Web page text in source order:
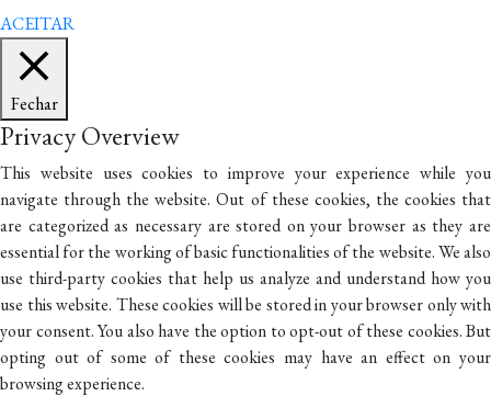
ACEITAR
Fechar
Privacy Overview
This website uses cookies to improve your experience while you
navigate through the website. Out of these cookies, the cookies that
are categorized as necessary are stored on your browser as they are
essential for the working of basic functionalities of the website. We also
use third-party cookies that help us analyze and understand how you
use this website. These cookies will be stored in your browser only with
your consent. You also have the option to opt-out of these cookies. But
opting out of some of these cookies may have an effect on your
browsing experience.